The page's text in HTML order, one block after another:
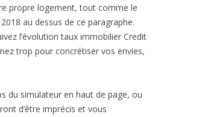
propre logement, tout comme le
au dessus de ce paragraphe.
l’évolution taux immobilier Credit
trop pour concrétiser vos envies,
du simulateur en haut de page, ou
d’être imprécis et vous